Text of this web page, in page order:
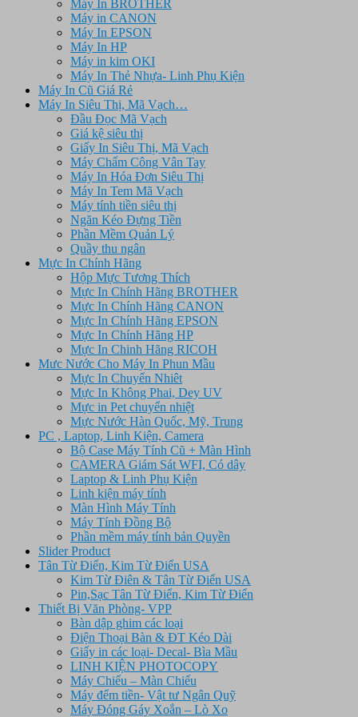
Máy In BROTHER
Máy in CANON
Máy In EPSON
Máy In HP
Máy in kim OKI
Máy In Thẻ Nhựa- Linh Phụ Kiện
Máy In Cũ Giá Rẻ
Máy In Siêu Thị, Mã Vạch…
Đầu Đọc Mã Vạch
Giá kệ siêu thị
Giấy In Siêu Thị, Mã Vạch
Máy Chấm Công Vân Tay
Máy In Hóa Đơn Siêu Thị
Máy In Tem Mã Vạch
Máy tính tiền siêu thị
Ngăn Kéo Đựng Tiền
Phần Mềm Quản Lý
Quầy thu ngân
Mực In Chính Hãng
Hộp Mực Tương Thích
Mực In Chính Hãng BROTHER
Mực In Chính Hãng CANON
Mực In Chính Hãng EPSON
Mực In Chính Hãng HP
Mực In Chinh Hãng RICOH
Mưc Nước Cho Máy In Phun Mầu
Mực In Chuyển Nhiêt
Mực In Không Phai, Dey UV
Mực in Pet chuyển nhiệt
Mực Nước Hàn Quốc, Mỹ, Trung
PC , Laptop, Linh Kiện, Camera
Bộ Case Máy Tính Cũ + Màn Hình
CAMERA Giám Sát WFI, Có dây
Laptop & Linh Phụ Kiện
Linh kiện máy tính
Màn Hình Máy Tính
Máy Tính Đồng Bộ
Phần mềm máy tính bản Quyền
Slider Product
Tân Từ Điển, Kim Từ Điển USA
Kim Từ Điên & Tân Từ Điển USA
Pin,Sạc Tân Từ Điển, Kim Từ Điển
Thiết Bị Văn Phòng- VPP
Bàn dập ghim các loại
Điện Thoại Bàn & ĐT Kéo Dài
Giấy in các loại- Decal- Bìa Mầu
LINH KIỆN PHOTOCOPY
Máy Chiếu – Màn Chiếu
Máy đếm tiền- Vật tư Ngân Quỹ
Máy Đóng Gáy Xoắn – Lò Xo